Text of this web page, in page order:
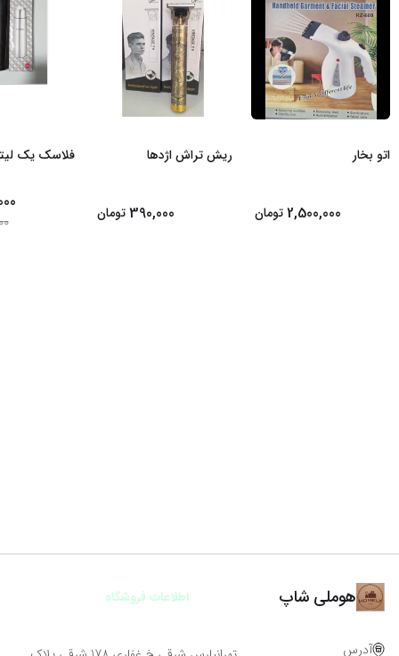
اتو بخار
2,500,000 تومان
ریش تراش اژدها
390,000 تومان
فلاسک یک
هوملی شاپ اطلاعات فروشگاه
آدرس